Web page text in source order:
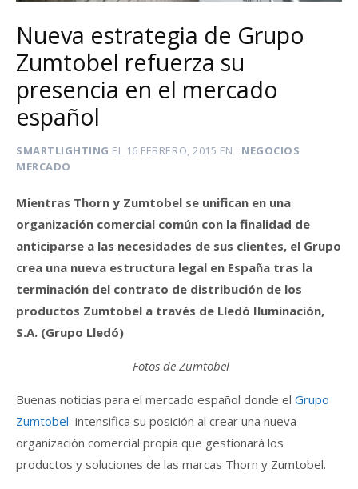
Nueva estrategia de Grupo
Zumtobel refuerza su
presencia en el mercado
español
SMARTLIGHTING EL 16 FEBRERO, 2015 EN
NEGOCIOS
MERCADO
Mientras Thorn y Zumtobel se unifican en una
organización comercial común con la finalidad de
anticiparse a las necesidades de sus clientes, el Grupo
crea una nueva estructura legal en España tras la
terminación del contrato de distribución de los
productos Zumtobel a través de Lledó Iluminación,
S.A. (Grupo Lledó)
Fotos de Zumtobel
Buenas noticias para el mercado español donde el Grupo
Zumtobel intensifica su posición al crear una nueva
organización comercial propia que gestionará los
productos y soluciones de las marcas Thorn y Zumtobel.